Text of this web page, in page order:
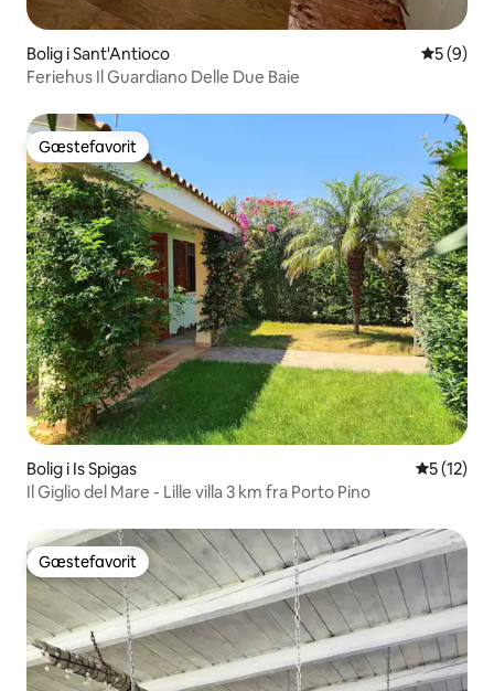
Bolig i Sant'Antioco 5 ud af 5
5 (9)
Feriehus Il Guardiano Delle Due Baie
Gæstefavorit
Gæstefavorit
Bolig i Is Spigas 5 ud af 5
5 (12)
Il Giglio del Mare - Lille villa 3 km fra Porto Pino
Gæstefavorit
Gæstefavorit